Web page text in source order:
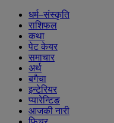
धर्म–संस्कृति
राशिफल
कथा
पेट केयर
समाचार
अर्थ
बगैचा
इन्टेरियर
प्यारेन्टिङ
आजकी नारी